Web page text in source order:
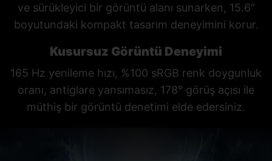
ve sürükleyici bir görüntü alanı sunarken, 15.6″
boyutundaki kompakt tasarım deneyimini korur.
Kusursuz Görüntü Deneyimi
165 Hz yenileme hızı, %100 sRGB renk doygunluk
oranı, antiglare yansımasız, 178° görüş açısı ile
müthiş bir görüntü denetimi elde edersiniz.